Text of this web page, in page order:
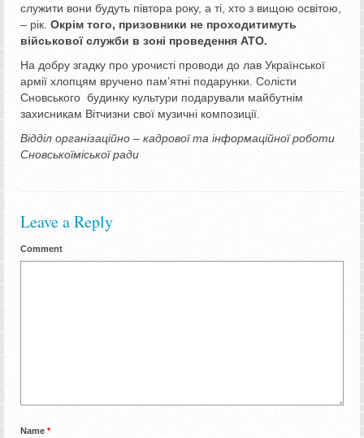
служити вони будуть півтора року, а ті, хто з вищою освітою,
– рік. Окрім того, призовники не проходитимуть
військової служби в зоні проведення АТО.
На добру згадку про урочисті проводи до лав Української
армії хлопцям вручено пам’ятні подарунки. Солісти
Сновського будинку культури подарували майбутнім
захисникам Вітчизни свої музичні композиції.
Відділ організаційно – кадрової та інформаційної роботи
Сновськоїміської ради
Leave a Reply
Comment
Name *